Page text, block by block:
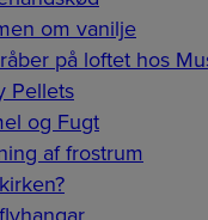
om vanilje
på loftet hos
Pellets
og Fugt
af frostrum